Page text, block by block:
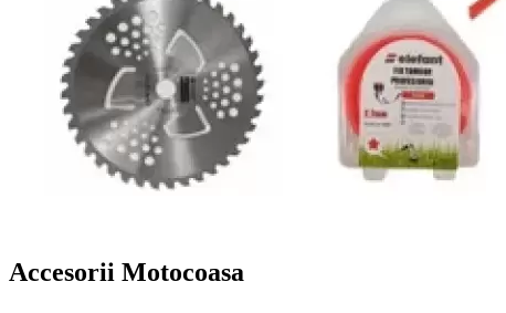
Accesorii Motocoasa